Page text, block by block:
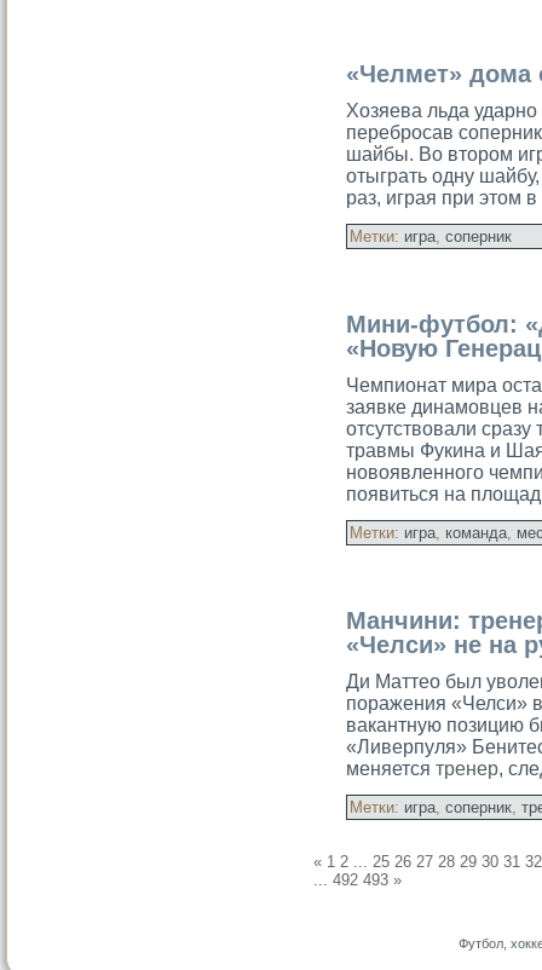
«Челмет» дома
Хозяева льда
перебросав
шайбы. Во втором
отыграть одну
раз, играя при этом
Метки: игра, соперник
Мини-футбол:
«Новую
Чемпионат мира
заявке динамовцев
отсутствовали
травмы Фукина и
новоявленного
появиться на
Метки: игра, команда,
Манчини:
«Челси» не на
Ди Маттео был
поражения «Челси»
вакантную позицию
«Ливерпуля»
меняется тренер,
Метки: игра, соперник,
« 1 2 ... 25 26 27 28 29 30 31 32
... 492 493 »
Футбол,